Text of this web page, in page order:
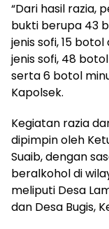
“Dari hasil razia,
bukti berupa 43
jenis sofi, 15
jenis sofi, 48
serta 6 botol
Kapolsek.
Kegiatan razia
dipimpin oleh
Suaib, dengan
beralkohol di
meliputi Desa
dan Desa Bugis,